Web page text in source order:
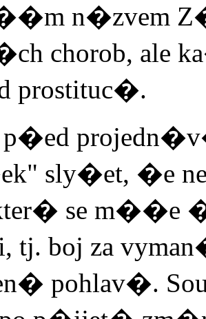
n�zvem
chorob,
prostituc�.
sly�et, �e
se m��e
tj. boj za
pohlav�.